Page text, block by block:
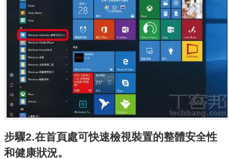
步驟2.在首頁處可快速檢視裝置的整體安全性
和健康狀況。